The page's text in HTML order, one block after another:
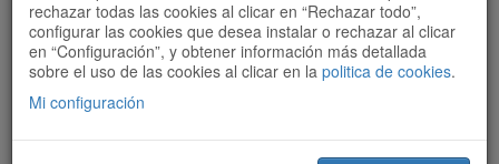
Audioruta Totes les rutes
Totes les rutes Ordenar per: Més recents / Dificultat
rechazar todas las cookies al clicar en “Rechazar todo”,
configurar las cookies que desea instalar o rechazar al clicar
en “Configuración”, y obtener información más detallada
sobre el uso de las cookies al clicar en la politica de cookies.
Mi configuración